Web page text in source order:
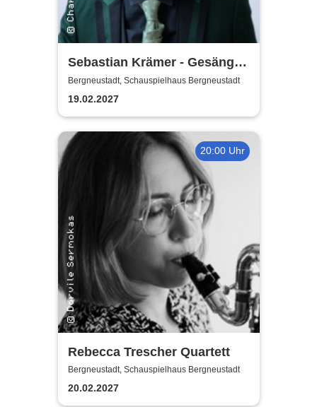
Sebastian Krämer - Gesänge
auf der Falltür
Bergneustadt, Schauspielhaus Bergneustadt
19.02.2027
20:00 Uhr
Rebecca Trescher Quartett
Bergneustadt, Schauspielhaus Bergneustadt
20.02.2027